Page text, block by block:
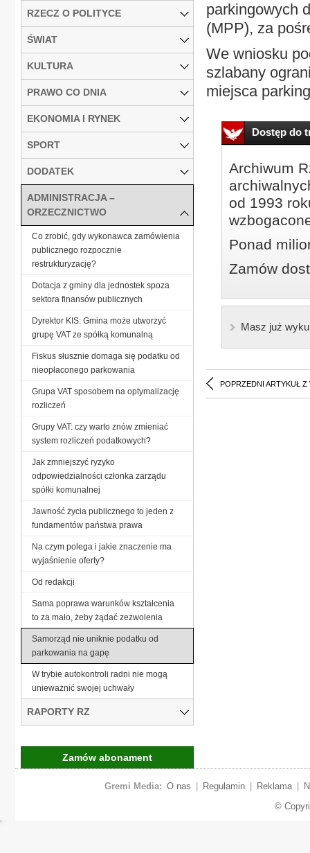
parkingowych
(MPP), za
We wniosku
szlabany
miejsca
Dostęp do
Archiwum
od 1993
Ponad
Zamów
Masz już
POPRZEDNI ARTYKUŁ Z
RZECZ O POLITYCE
ŚWIAT
KULTURA
PRAWO CO DNIA
EKONOMIA I RYNEK
SPORT
DODATEK
ADMINISTRACJA –
ORZECZNICTWO
Co zrobić, gdy wykonawca zamówienia
publicznego rozpocznie
restrukturyzację?
Dotacja z gminy dla jednostek spoza
sektora finansów publicznych
Dyrektor KIS: Gmina może utworzyć
grupę VAT ze spółką komunalną
Fiskus słusznie domaga się podatku od
nieopłaconego parkowania
Grupa VAT sposobem na optymalizację
rozliczeń
Grupy VAT: czy warto znów zmieniać
system rozliczeń podatkowych?
Jak zmniejszyć ryzyko
odpowiedzialności członka zarządu
spółki komunalnej
Jawność życia publicznego to jeden z
fundamentów państwa prawa
Na czym polega i jakie znaczenie ma
wyjaśnienie oferty?
Od redakcji
Sama poprawa warunków kształcenia
to za mało, żeby żądać zezwolenia
Samorząd nie uniknie podatku od
parkowania na gapę
W trybie autokontroli radni nie mogą
unieważnić swojej uchwały
RAPORTY RZ
Zamów abonament
Gremi Media: O nas Regulamin Reklama
©